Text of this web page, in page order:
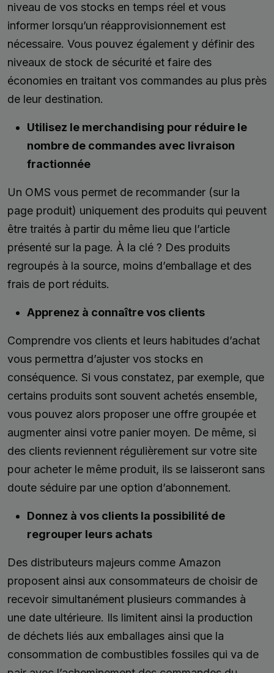
niveau de vos stocks en temps réel et vous
informer lorsqu’un réapprovisionnement est
nécessaire. Vous pouvez également y définir des
niveaux de stock de sécurité et faire des
économies en traitant vos commandes au plus près
de leur destination.
Utilisez le merchandising pour réduire le
nombre de commandes avec livraison
fractionnée
Un OMS vous permet de recommander (sur la
page produit) uniquement des produits qui peuvent
être traités à partir du même lieu que l’article
présenté sur la page. À la clé ? Des produits
regroupés à la source, moins d’emballage et des
frais de port réduits.
Apprenez à connaître vos clients
Comprendre vos clients et leurs habitudes d’achat
vous permettra d’ajuster vos stocks en
conséquence. Si vous constatez, par exemple, que
certains produits sont souvent achetés ensemble,
vous pouvez alors proposer une offre groupée et
augmenter ainsi votre panier moyen. De même, si
des clients reviennent régulièrement sur votre site
pour acheter le même produit, ils se laisseront sans
doute séduire par une option d’abonnement.
Donnez à vos clients la possibilité de
regrouper leurs achats
Des distributeurs majeurs comme Amazon
proposent ainsi aux consommateurs de choisir de
recevoir simultanément plusieurs commandes à
une date ultérieure. Ils limitent ainsi la production
de déchets liés aux emballages ainsi que la
consommation de combustibles fossiles qui va de